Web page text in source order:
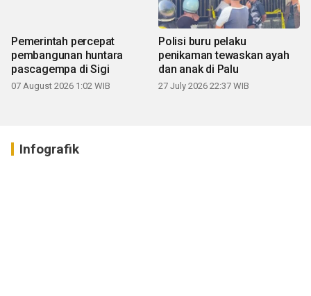
Pemerintah percepat
pembangunan huntara
pascagempa di Sigi
07 August 2026 1:02 WIB
Polisi buru pelaku
penikaman tewaskan ayah
dan anak di Palu
27 July 2026 22:37 WIB
Infografik